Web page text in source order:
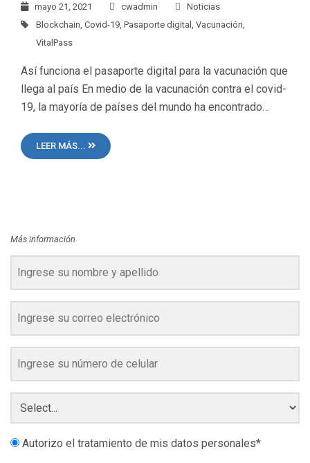
mayo 21, 2021 cwadmin
Noticias
Blockchain Covid-19 Pasaporte digital Vacunación
VitalPass
Así funciona el pasaporte digital para la vacunación que
llega al país En medio de la vacunación contra el covid-
19, la mayoría de países del mundo ha encontrado…
LEER MÁS...
Más información
Autorizo el tratamiento de mis datos personales*